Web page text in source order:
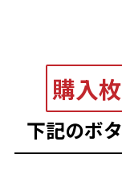
購入
下記のボ